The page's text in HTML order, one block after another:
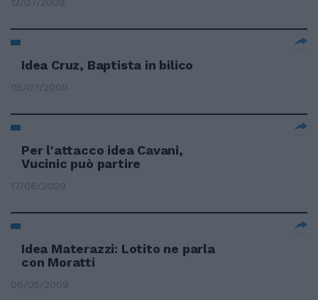
Idea Cruz, Baptista in bilico
05/07/2009
Per l'attacco idea Cavani,
Vucinic può partire
17/06/2009
Idea Materazzi: Lotito ne parla
con Moratti
06/05/2009